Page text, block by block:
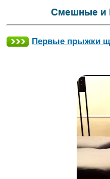
Смешные и
Первые прыжки